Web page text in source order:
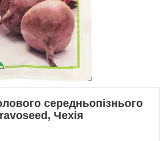
середньопізнього
Чехія